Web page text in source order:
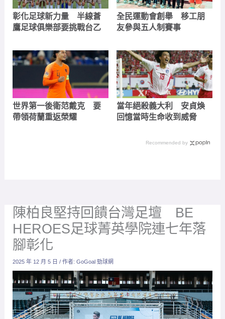
彰化足球新力量 半線蒼
鷹足球俱樂部要挑戰台乙
全民運動會創舉 移工朋
友參與五人制賽事
世界第一後衛范戴克 要
帶領荷蘭重返榮耀
當年絕殺義大利 安貞煥
回憶當時生命收到威脅
Recommended by
陳柏良堅持回饋台灣足壇 BE
HEROES足球菁英學院連七年落
腳彰化
2025 年 12 月 5 日/ 作者:GoGoal 勁球網